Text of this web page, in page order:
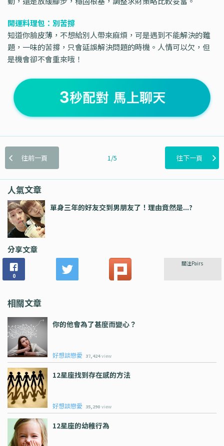
開運料理包：別苦撐
知道你臉皮薄，不想給別人帶來麻煩，可是遇到不能解決的難
題，一味的苦撐，只會延誤解決問題的時機。人情可以欠，但
是機會卻不會重來哦！
往前一頁 1/5 往下一頁
人氣文章
單身三年的好友交到男朋友了！理由竟然是...?
分享文章
0
關注Pairs
相關文章
你的他會為了甚麼而變心？
好想談戀愛 37,424 view
12星座找到存在感的方法
好想談戀愛 35,290 view
12星座的幼稚行為